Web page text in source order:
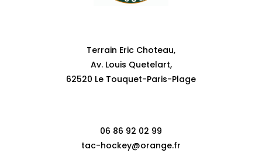
Terrain Eric Choteau,
Av. Louis Quetelart,
62520 Le Touquet-Paris-Plage
06 86 92 02 99
tac-hockey@orange.fr